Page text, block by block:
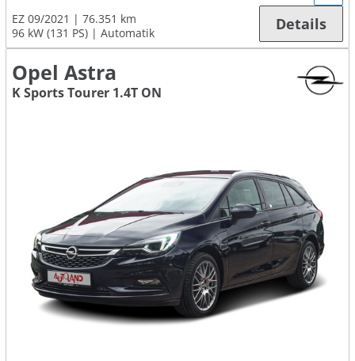
EZ 09/2021
76.351 km
96 kW (131 PS)
Automatik Details
Opel Astra
K Sports Tourer 1.4T ON